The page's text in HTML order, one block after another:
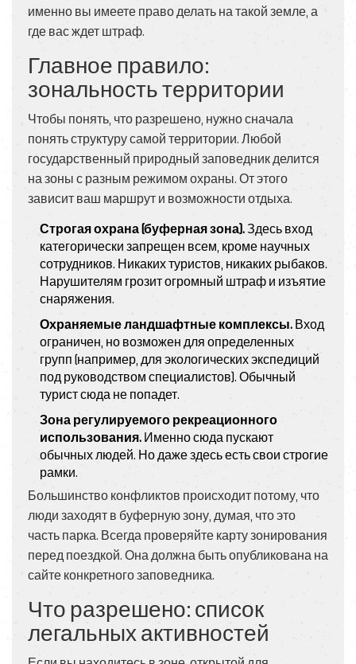
именно вы имеете право делать на такой земле, а
где вас ждет штраф.
Главное правило:
зональность территории
Чтобы понять, что разрешено, нужно сначала
понять структуру самой территории. Любой
государственный природный заповедникделится
на зоны с разным режимом охраны. От этого
зависит ваш маршрут и возможности отдыха.
Строгая охрана (буферная зона).Здесь вход
категорически запрещен всем, кроме научных
сотрудников. Никаких туристов, никаких рыбаков.
Нарушителям грозит огромный штраф и изъятие
снаряжения.
Охраняемые ландшафтные комплексы. Вход
ограничен, но возможен для определенных
групп (например, для экологических экспедиций
под руководством специалистов). Обычный
турист сюда не попадет.
Зона регулируемого рекреационного
использования. Именно сюда пускают
обычных людей. Но даже здесь есть свои строгие
рамки.
Большинство конфликтов происходит потому, что
люди заходят в буферную зону, думая, что это
часть парка. Всегда проверяйте карту зонирования
перед поездкой. Она должна быть опубликована на
сайте конкретного заповедника.
Что разрешено: список
легальных активностей